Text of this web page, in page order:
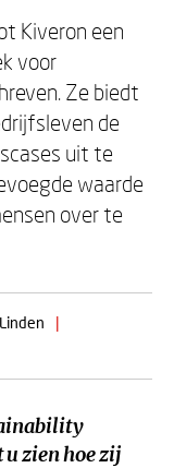
Kiveron een
voor
Ze biedt
de
uit te
waarde
over te
|
u zien hoe zij